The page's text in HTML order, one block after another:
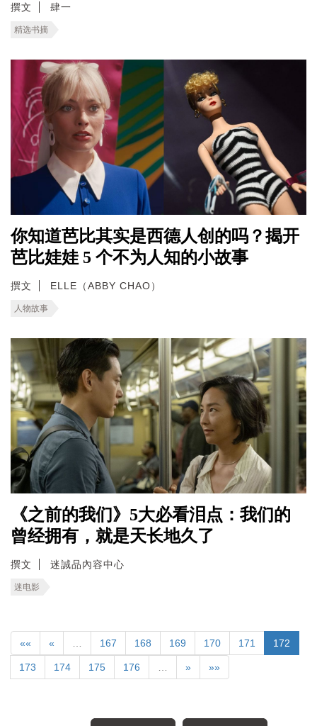
撰文 肆一
精选书摘
你知道芭比其实是西德人创的吗？揭开
芭比娃娃 5 个不为人知的小故事
撰文 ELLE（ABBY CHAO）
人物故事
《之前的我们》5大必看泪点：我们的
曾经拥有，就是天长地久了
撰文 迷誠品內容中心
迷电影
«« « 167 168 169 170 171 172
173 174 175 176 » »»